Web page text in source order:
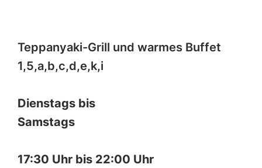
Teppanyaki-Grill und warmes Buffet
1,5,a,b,c,d,e,k,i
Dienstags bis
Samstags
17:30 Uhr bis 22:00 Uhr